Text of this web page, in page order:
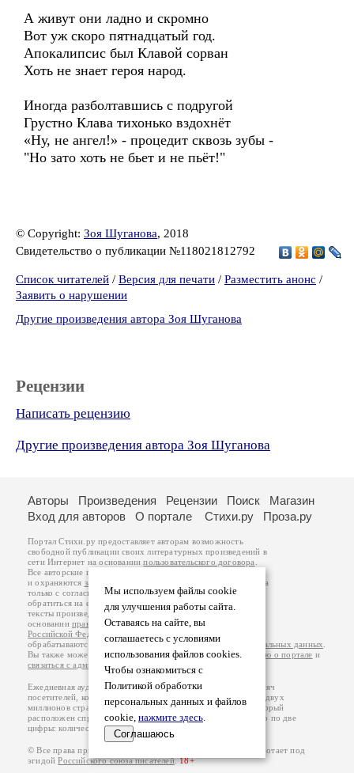
А живут они ладно и скромно
Вот уж скоро пятнадцатый год.
Апокалипсис был Клавой сорван
Хоть не знает героя народ.
Иногда разболтавшись с подругой
Грустно Клава тихонько вздохнёт
«Ну, не ангел!» - процедит сквозь зубы -
"Но зато хоть не бьет и не пьёт!"
© Copyright: Зоя Шуганова, 2018
Свидетельство о публикации №118021812792
Список читателей / Версия для печати / Разместить анонс /
Заявить о нарушении
Другие произведения автора Зоя Шуганова
Рецензии
Написать рецензию
Другие произведения автора Зоя Шуганова
Мы используем файлы cookie
для улучшения работы сайта.
Оставаясь на сайте, вы
соглашаетесь с условиями
использования файлов cookies.
Чтобы ознакомиться с
Политикой обработки
персональных данных и файлов
cookie, нажмите здесь.
Соглашаюсь
Авторы Произведения Рецензии Поиск
Магазин
Вход для авторов
О портале Стихи.ру Проза.ру
Портал Стихи.ру предоставляет авторам возможность
свободной публикации своих литературных произведений в
сети Интернет на основаниипользовательского договора
Все авторские права на произведения принадлежат авторам
и охраняются законом
. Перепечатка произведений возможна
только с согласия его автора, к которому вы можете
обратиться на его авторской странице. Ответственность за
тексты произведений авторы несут самостоятельно на
основанииправил публикацииизаконодательства
Российской Федерации
обрабатываются на основанииПолитики обработки персональных данных
Вы также можете посмотреть более подробнуюинформацию о портале и
связаться с администрацией
Ежедневная аудитория портала Стихи.ру – порядка 200 тысяч
посетителей, которые в общей сумме просматривают более двух
миллионов страниц по данным счетчика посещаемости, который
расположен справа от этого текста. В каждой графе указано по две
цифры: количество просмотров и количество посетителей.
© Все права принадлежат авторам, 2000-2026. Портал работает под
эгидойРоссийского союза писателей.18+